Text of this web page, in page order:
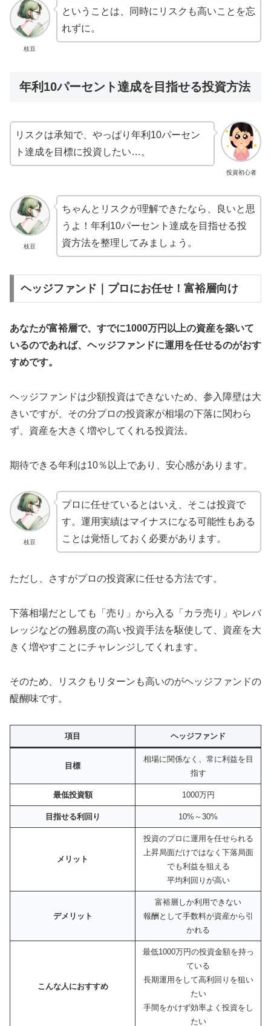
枝豆
ということは、同時にリスクも高いことを忘
れずに。
年利10パーセント達成を目指せる投資方法
投資初心者
リスクは承知で、やっぱり年利10パーセン
ト達成を目標に投資したい…。
枝豆
ちゃんとリスクが理解できたなら、良いと思
うよ！年利10パーセント達成を目指せる投
資方法を整理してみましょう。
ヘッジファンド｜プロにお任せ！富裕層向け
あなたが富裕層で、すでに1000万円以上の資産を築いて
いるのであれば、ヘッジファンドに運用を任せるのがおす
すめです。
ヘッジファンドは少額投資はできないため、参入障壁は大
きいですが、その分プロの投資家が相場の下落に関わら
ず、資産を大きく増やしてくれる投資法。
期待できる年利は10％以上であり、安心感があります。
枝豆
プロに任せているとはいえ、そこは投資で
す。運用実績はマイナスになる可能性もある
ことは覚悟しておく必要があります。
ただし、さすがプロの投資家に任せる方法です。
下落相場だとしても「売り」から入る「カラ売り」やレバ
レッジなどの難易度の高い投資手法を駆使して、資産を大
きく増やすことにチャレンジしてくれます。
そのため、リスクもリターンも高いのがヘッジファンドの
醍醐味です。
項目 ヘッジファンド
目標
相場に関係なく、常に利益を目
指す
最低投資額 1000万円
目指せる利回り 10%～30%
メリット
投資のプロに運用を任せられる
上昇局面だけではなく下落局面
でも利益を狙える
平均利回りが高い
デメリット
富裕層しか利用できない
報酬として手数料が資産から引
かれる
こんな人におすすめ
最低1000万円の投資金額を持っ
ている
長期運用をして高利回りを狙い
たい
手間をかけず効率よく投資をし
たい